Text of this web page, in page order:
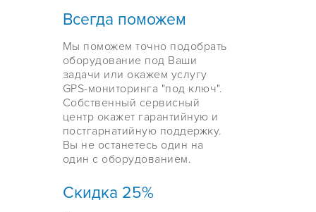
Всегда поможем
Мы поможем точно подобрать
оборудование под Ваши
задачи или окажем услугу
GPS-мониторинга "под ключ".
Собственный сервисный
центр окажет гарантийную и
постгарнатийную поддержку.
Вы не останетесь один на
один с оборудованием.
Скидка 25%